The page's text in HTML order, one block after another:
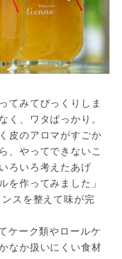
てみてびっくりしま
く、ワタばっかり。
皮のアロマがすごか
、やってできないこ
ろいろ考えたあげ
を作ってみました」
なか扱いにくい食材